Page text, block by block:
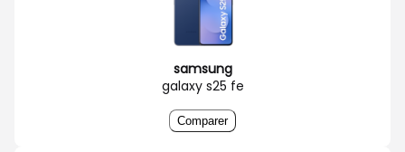
samsung
galaxy s25 fe
Comparer